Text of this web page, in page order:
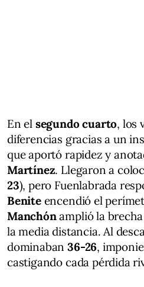
En el segundo cuarto, los
diferencias gracias a un
que aportó rapidez y
Martínez. Llegaron a
23), pero Fuenlabrada
Beniteencendió el
Manchónamplió la
la media distancia. Al
dominaban36-26,
castigando cada pérdida